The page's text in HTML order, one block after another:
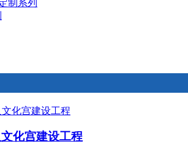
制系列
化宫建设工程